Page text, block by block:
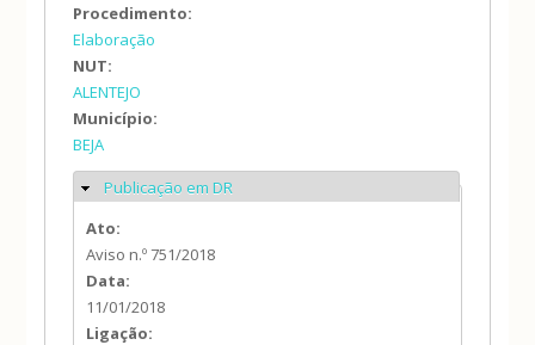
Procedimento:
Elaboração
NUT:
ALENTEJO
Município:
BEJA
Ocultar
Publicação em DR
Ato:
Aviso n.º 751/2018
Data:
11/01/2018
Ligação: